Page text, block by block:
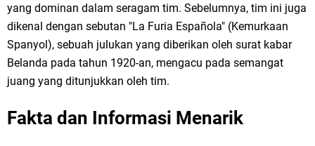
yang dominan dalam seragam tim. Sebelumnya, tim ini juga
dikenal dengan sebutan "La Furia Española" (Kemurkaan
Spanyol), sebuah julukan yang diberikan oleh surat kabar
Belanda pada tahun 1920-an, mengacu pada semangat
juang yang ditunjukkan oleh tim.
Fakta dan Informasi Menarik